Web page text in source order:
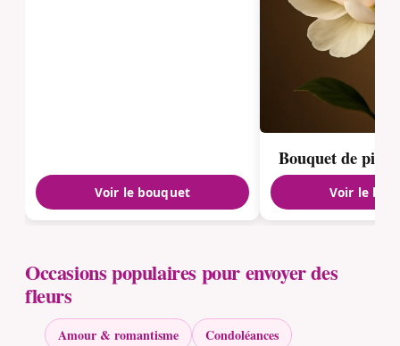
Voir le bouquet
Bouquet de
Voir le
Occasions populaires pour envoyer des
fleurs
Amour & romantisme
Condoléances